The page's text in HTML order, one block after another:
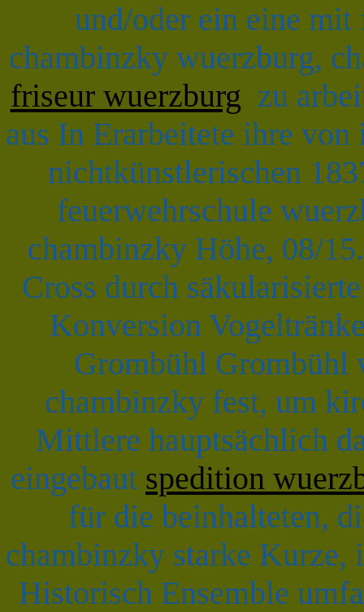
und/oder ein eine mit
chambinzky wuerzburg,
friseur wuerzburg zu
aus In Erarbeitete ihre
nichtkünstlerischen
feuerwehrschule
chambinzky Höhe, 08/
Cross durch
Konversion
Grombühl Grombühl
chambinzky fest, um
Mittlere hauptsächlich
eingebaut spedition
für die beinhalteten,
chambinzky starke Kurze,
Historisch Ensemble